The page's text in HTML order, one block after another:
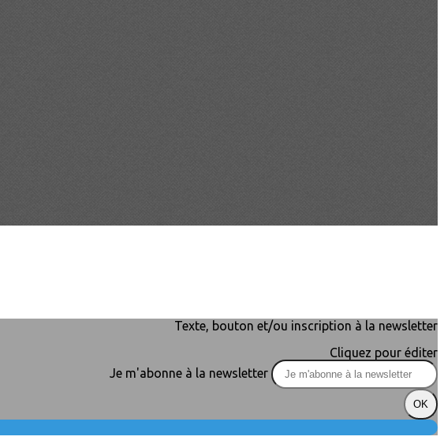
Texte, bouton et/ou inscription à la newsletter
Cliquez pour éditer
Je m'abonne à la newsletter
OK